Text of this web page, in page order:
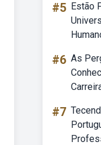
#5 Estão
#6 As
#7